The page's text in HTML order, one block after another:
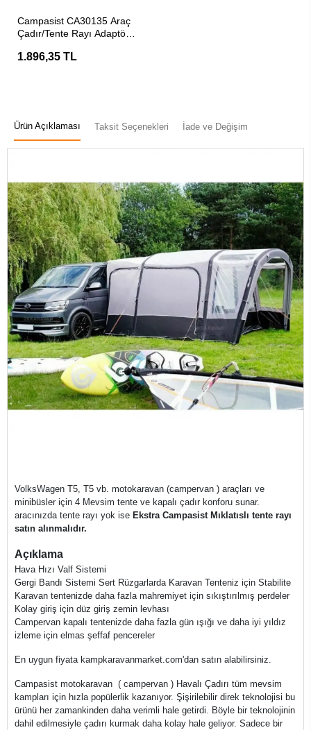
Campasist CA30135 Araç
Çadır/Tente Rayı Adaptörü
1.896,35 TL
Ürün Açıklaması Taksit Seçenekleri İade ve Değişim
VolksWagen T5, T5 vb. motokaravan (campervan ) araçları ve
minibüsler için 4 Mevsim tente ve kapalı çadır konforu sunar.
aracınızda tente rayı yok ise Ekstra Campasist Mıklatıslı tente rayı
satın alınmalıdır.
Açıklama
Hava Hızı Valf Sistemi
Gergi Bandı Sistemi Sert Rüzgarlarda Karavan Tenteniz için Stabilite
Karavan tentenizde daha fazla mahremiyet için sıkıştırılmış perdeler
Kolay giriş için düz giriş zemin levhası
Campervan kapalı tentenizde daha fazla gün ışığı ve daha iyi yıldız
izleme için elmas şeffaf pencereler
En uygun fiyata kampkaravanmarket.com'dan satın alabilirsiniz.
Campasist motokaravan ( campervan ) Havalı Çadırı tüm mevsim
kampları için hızla popülerlik kazanıyor. Şişirilebilir direk teknolojisi bu
ürünü her zamankinden daha verimli hale getirdi. Böyle bir teknolojinin
dahil edilmesiyle çadırı kurmak daha kolay hale geliyor. Sadece bir